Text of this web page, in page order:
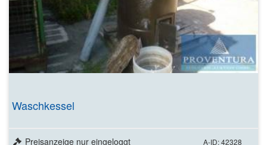
Waschkessel
A-ID: 42328
Preisanzeige nur eingeloggt